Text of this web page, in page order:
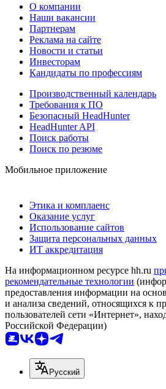
О компании
Наши вакансии
Партнерам
Реклама на сайте
Новости и статьи
Инвесторам
Кандидаты по профессиям
Производственный календарь
Требования к ПО
Безопасный HeadHunter
HeadHunter API
Поиск работы
Поиск по резюме
Мобильное приложение
Этика и комплаенс
Оказание услуг
Использование сайтов
Защита персональных данных
ИТ аккредитация
На информационном ресурсе hh.ru
рекомендательные технологии
предоставления информации на
и анализа сведений, относящихся к
пользователей сети «Интернет»,
Российской Федерации)
Русский